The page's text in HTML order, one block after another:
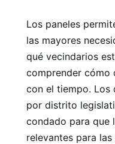
Los paneles
las mayores
qué vecindarios
comprender cómo
con el tiempo. Los
por distrito
condado para que
relevantes para